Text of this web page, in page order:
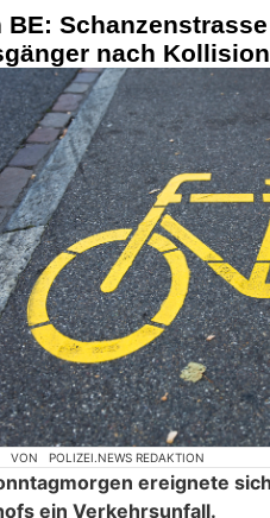
BE:
nach
VON POLIZEI.NEWS REDAKTION
ereignete
ein Verkehrsunfall.